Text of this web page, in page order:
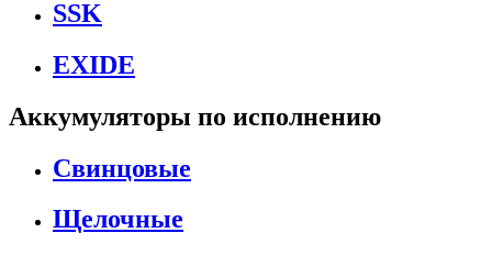
SSK
EXIDE
Аккумуляторы по исполнению
Свинцовые
Щелочные